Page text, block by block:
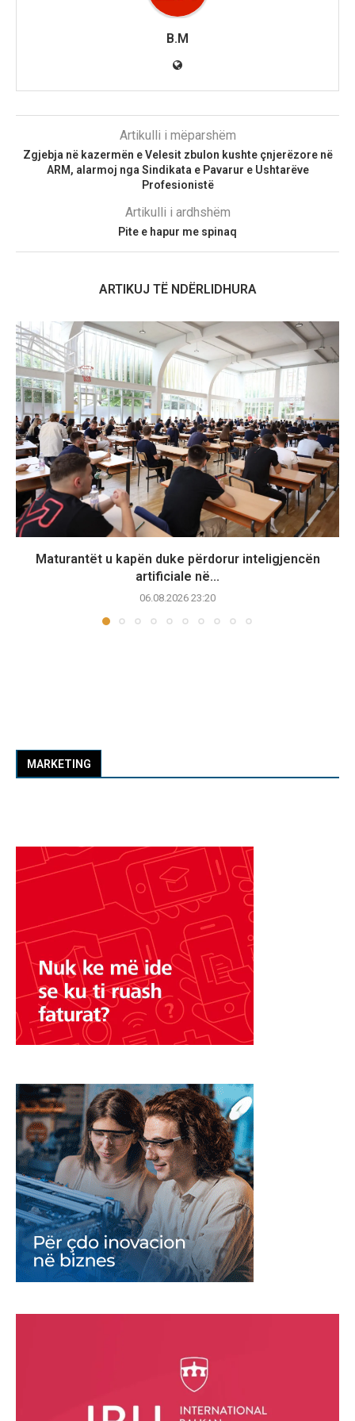
B.M
Artikulli i mëparshëm
Zgjebja në kazermën e Velesit zbulon kushte çnjerëzore në
ARM, alarmoj nga Sindikata e Pavarur e Ushtarëve
Profesionistë
Artikulli i ardhshëm
Pite e hapur me spinaq
ARTIKUJ TË NDËRLIDHURA
Maturantët u kapën duke përdorur inteligjencën
artificiale në...
06.08.2026 23:20
MARKETING